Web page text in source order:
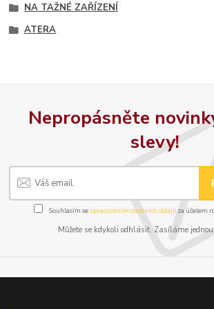
NA TAŽNÉ ZAŘÍZENÍ
ATERA
Nepropásněte
slevy!
Souhlasím se zpracováním osobních údajůza účelem
Můžete se kdykoli odhlásit. Zasíláme